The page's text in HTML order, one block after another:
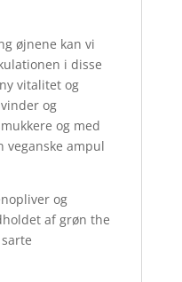
øjnene kan vi
i disse
vitalitet og
og
og med
veganske ampul
og
af grøn the